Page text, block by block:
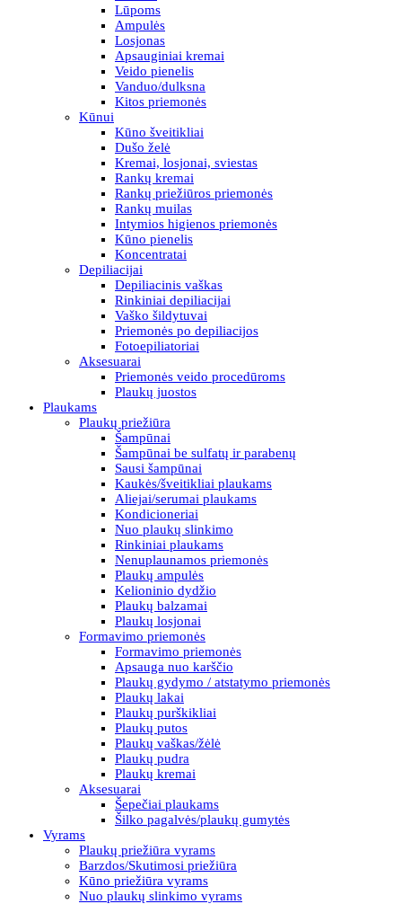
Lūpoms
Ampulės
Losjonas
Apsauginiai kremai
Veido pienelis
Vanduo/dulksna
Kitos priemonės
Kūnui
Kūno šveitikliai
Dušo želė
Kremai, losjonai, sviestas
Rankų kremai
Rankų priežiūros priemonės
Rankų muilas
Intymios higienos priemonės
Kūno pienelis
Koncentratai
Depiliacijai
Depiliacinis vaškas
Rinkiniai depiliacijai
Vaško šildytuvai
Priemonės po depiliacijos
Fotoepiliatoriai
Aksesuarai
Priemonės veido procedūroms
Plaukų juostos
Plaukams
Plaukų priežiūra
Šampūnai
Šampūnai be sulfatų ir parabenų
Sausi šampūnai
Kaukės/šveitikliai plaukams
Aliejai/serumai plaukams
Kondicioneriai
Nuo plaukų slinkimo
Rinkiniai plaukams
Nenuplaunamos priemonės
Plaukų ampulės
Kelioninio dydžio
Plaukų balzamai
Plaukų losjonai
Formavimo priemonės
Formavimo priemonės
Apsauga nuo karščio
Plaukų gydymo / atstatymo priemonės
Plaukų lakai
Plaukų purškikliai
Plaukų putos
Plaukų vaškas/žėlė
Plaukų pudra
Plaukų kremai
Aksesuarai
Šepečiai plaukams
Šilko pagalvės/plaukų gumytės
Vyrams
Plaukų priežiūra vyrams
Barzdos/Skutimosi priežiūra
Kūno priežiūra vyrams
Nuo plaukų slinkimo vyrams